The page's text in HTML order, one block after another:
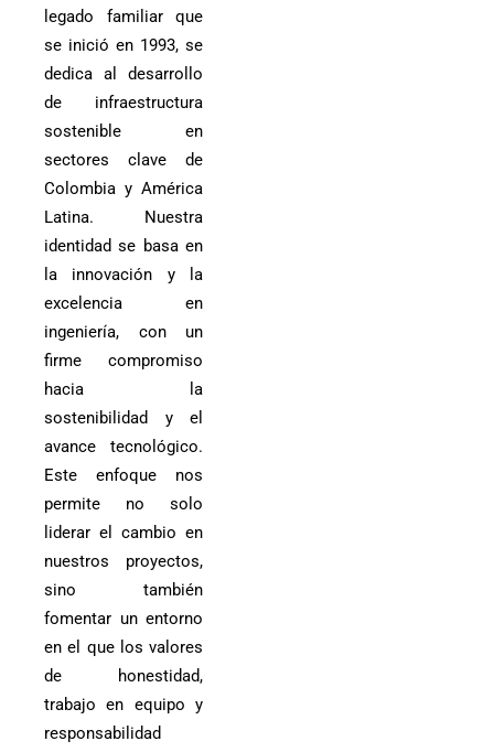
legado familiar que
se inició en 1993, se
dedica al desarrollo
de infraestructura
sostenible en
sectores clave de
Colombia y América
Latina. Nuestra
identidad se basa en
la innovación y la
excelencia en
ingeniería, con un
firme compromiso
hacia la
sostenibilidad y el
avance tecnológico.
Este enfoque nos
permite no solo
liderar el cambio en
nuestros proyectos,
sino también
fomentar un entorno
en el que los valores
de honestidad,
trabajo en equipo y
responsabilidad